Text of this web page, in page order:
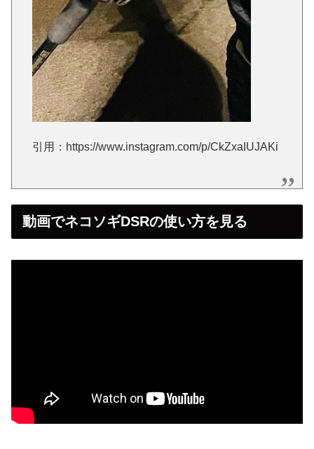
引用：https://www.instagram.com/p/CkZxaIUJAKi
動画でネコソギDSRの使い方を見る